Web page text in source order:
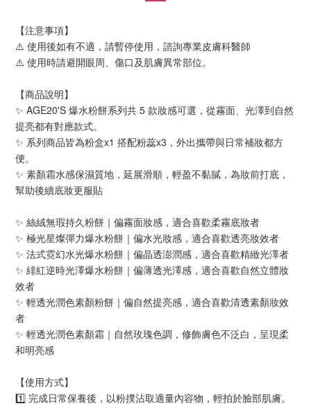
【注意事項】
⚠️ 使用後如有不適，請暫停使用，諮詢專業皮膚科醫師
⚠️ 使用時請避開眼周、傷口及肌膚異常部位。
【商品說明】
✨ AGE20'S 爆水粉餅系列共 5 款妝感可選，從霧面、光澤到自然
提亮都有對應款式。
✨ 系列商品皆為粉盒x1 搭配粉蕊x3，外出攜帶與日常補妝都方
便。
✨ 素顏霜水感保濕質地，延展滑順，輕盈不黏膩，為妝前打底，
幫助後續底妝更服貼
✨ 絲絨無瑕持久粉餅｜偏霧面妝感，適合喜歡柔霧底妝者
✨ 極光星燦彈力爆水粉餅｜偏水光妝感，適合喜歡透亮妝效者
✨ 法式霓幻水光爆水粉餅｜偏晶透澎潤感，適合喜歡精緻光澤者
✨ 緋紅逆時光澤爆水粉餅｜偏薄透光澤感，適合喜歡自然立體妝
效者
✨ 輕透光潤色素顏粉餅｜偏自然提亮感，適合喜歡清透素顏妝效
者
✨ 輕透光潤色素顏霜｜自然玫瑰色調，修飾膚色不泛白，呈現柔
和明亮感
【使用方式】
1️⃣ 完成日常保養後，以粉撲沾取適量內容物，輕拍於臉部肌膚。